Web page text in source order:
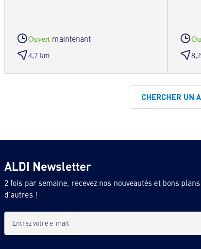
Ouvert maintenant
4,7 km
CHERCHER UN
ALDI Newsletter
2 fois par semaine, recevez nos nouveautés et bons
d'autres !
Entrez votre e-mail